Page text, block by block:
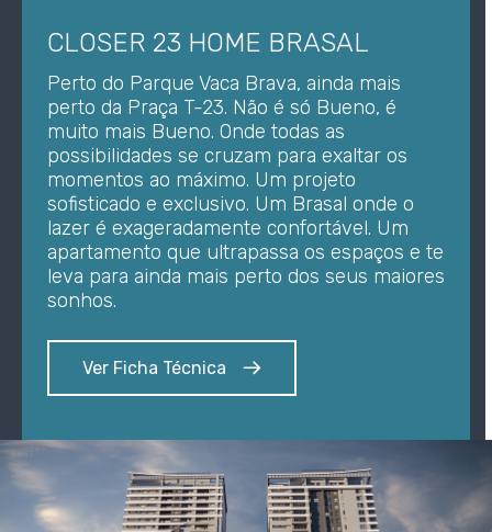
CLOSER 23 HOME BRASAL
Perto do Parque Vaca Brava, ainda mais
perto da Praça T-23. Não é só Bueno, é
muito mais Bueno. Onde todas as
possibilidades se cruzam para exaltar os
momentos ao máximo. Um projeto
sofisticado e exclusivo. Um Brasal onde o
lazer é exageradamente confortável. Um
apartamento que ultrapassa os espaços e te
leva para ainda mais perto dos seus maiores
sonhos.
Ver Ficha Técnica